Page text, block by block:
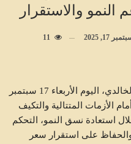
والاستقرار
17, 2025
11
أكدت وزيرة المالية، مشكاة سلامة الخالدي، اليوم الأربعاء 17 سبتمبر
الأزمات المتتالية والتكيف
استعادة نسق النمو، التحكم
على استقرار سعر